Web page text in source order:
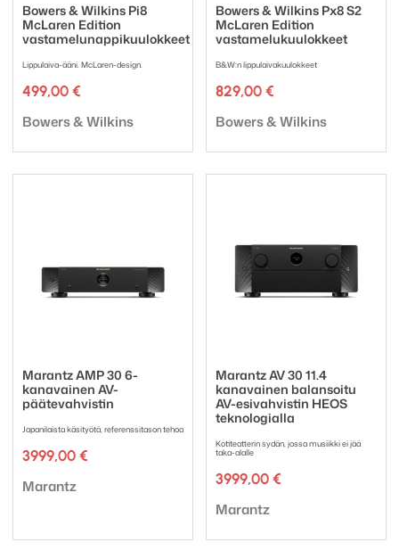
Bowers & Wilkins Pi8
McLaren Edition
vastamelunappikuulokkeet
Lippulaiva-ääni. McLaren-design.
499,00 €
Tuotemerkki:
Bowers & Wilkins
Bowers & Wilkins Px8 S2
McLaren Edition
vastamelukuulokkeet
B&W:n lippulaivakuulokkeet
829,00 €
Tuotemerkki:
Bowers & Wilkins
Marantz AMP 30 6-
kanavainen AV-
päätevahvistin
Japanilaista käsityötä, referenssitason tehoa
3999,00 €
Tuotemerkki:
Marantz
Marantz AV 30 11.4
kanavainen balansoitu
AV-esivahvistin HEOS
teknologialla
Kotiteatterin sydän, jossa musiikki ei jää
taka-alalle
3999,00 €
Tuotemerkki:
Marantz